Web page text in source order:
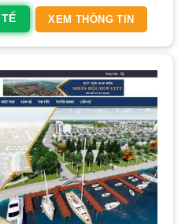
bật, thể hiện khả năng thích
so với đối thủ.
tốt sẽ khiến khách hàng ở
đổi.
hàng:Websitecung cấp
doanh nghiệp dễ dàng
hệ bền vững.
Bất Động Sản Đẹp,
XEM THÔNG TIN